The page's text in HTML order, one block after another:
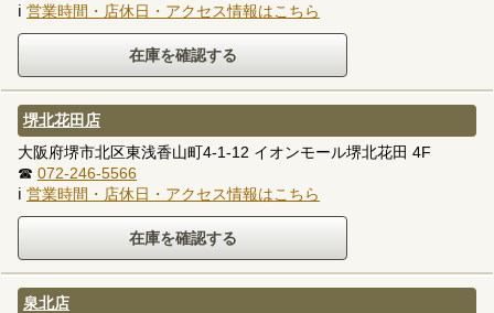
ℹ 営業時間・店休日・アクセス情報はこちら
堺北花田店
大阪府堺市北区東浅香山町4-1-12 イオンモール堺北花田 4F
☎ 072-246-5566
ℹ 営業時間・店休日・アクセス情報はこちら
泉北店